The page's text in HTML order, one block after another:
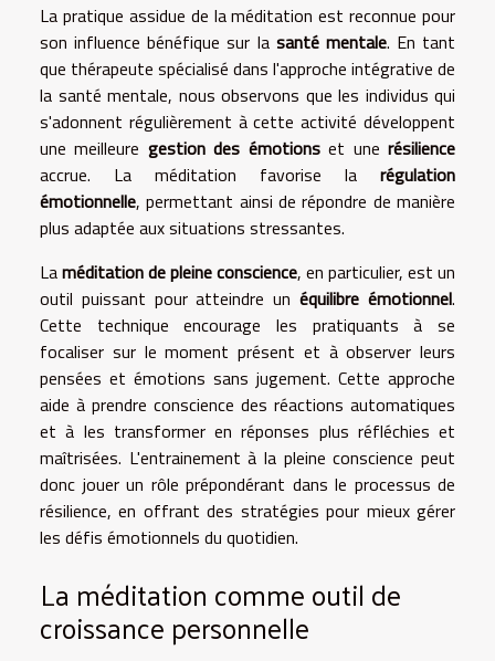
La pratique assidue de la méditation est reconnue pour
son influence bénéfique sur la santé mentale. En tant
que thérapeute spécialisé dans l'approche intégrative de
la santé mentale, nous observons que les individus qui
s'adonnent régulièrement à cette activité développent
une meilleure gestion des émotionset unerésilience
accrue. La méditation favorise la régulation
émotionnelle, permettant ainsi de répondre de manière
plus adaptée aux situations stressantes.
Laméditation de pleine conscience, en particulier, est un
outil puissant pour atteindre unéquilibre émotionnel.
Cette technique encourage les pratiquants à se
focaliser sur le moment présent et à observer leurs
pensées et émotions sans jugement. Cette approche
aide à prendre conscience des réactions automatiques
et à les transformer en réponses plus réfléchies et
maîtrisées. L'entrainement à la pleine conscience peut
donc jouer un rôle prépondérant dans le processus de
résilience, en offrant des stratégies pour mieux gérer
les défis émotionnels du quotidien.
La méditation comme outil de
croissance personnelle